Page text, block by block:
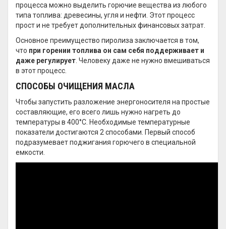
процесса можно выделить горючие вещества из любого
типа топлива: древесины, угля и нефти. Этот процесс
прост и не требует дополнительных финансовых затрат.
Основное преимущество пиролиза заключается в том,
что при горении топлива он сам себя поддерживает и
даже регулирует. Человеку даже не нужно вмешиваться
в этот процесс.
СПОСОБЫ ОЧИЩЕНИЯ МАСЛА
Чтобы запустить разложение энергоносителя на простые
составляющие, его всего лишь нужно нагреть до
температуры в 400°C. Необходимые температурные
показатели достигаются 2 способами. Первый способ
подразумевает поджигания горючего в специальной
емкости.